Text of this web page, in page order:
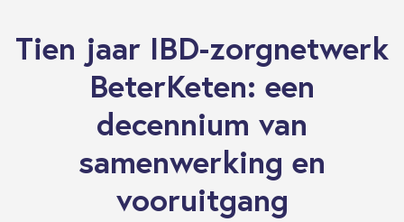
Tien jaar IBD-zorgnetwerk
BeterKeten: een
decennium van
samenwerking en
vooruitgang